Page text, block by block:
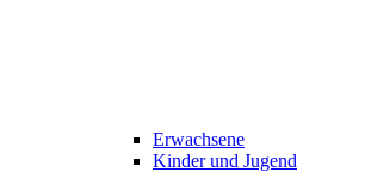
Erwachsene
Kinder und Jugend